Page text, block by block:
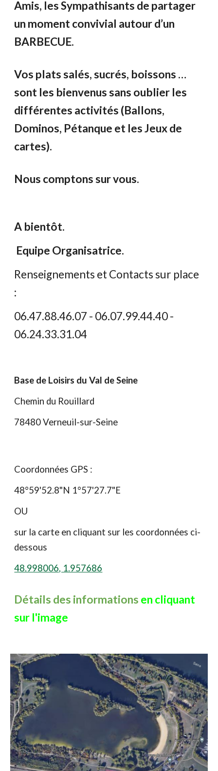
Amis, les Sympathisants de partager
un moment convivial autour d’un
BARBECUE.
Vos plats salés, sucrés, boissons …
sont les bienvenus sans oublier les
différentes activités (Ballons,
Dominos, Pétanque et les Jeux de
cartes).
Nous comptons sur vous.
A bientôt.
Equipe Organisatrice.
Renseignements et Contacts sur place
:
06.47.88.46.07 - 06.07.99.44.40 -
06.24.33.31.04
Base de Loisirs du Val de Seine
Chemin du Rouillard
78480 Verneuil-sur-Seine
Coordonnées GPS :
48°59'52.8"N 1°57'27.7"E
OU
sur la carte en cliquant sur les coordonnées ci-
dessous
48.998006, 1.957686
Détails des informations en cliquant
sur l'image